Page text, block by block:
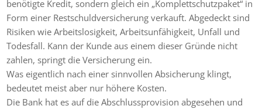
benötigte Kredit, sondern gleich ein „Komplettschutzpaket“ in
Form einer Restschuldversicherung verkauft. Abgedeckt sind
Risiken wie Arbeitslosigkeit, Arbeitsunfähigkeit, Unfall und
Todesfall. Kann der Kunde aus einem dieser Gründe nicht
zahlen, springt die Versicherung ein.
Was eigentlich nach einer sinnvollen Absicherung klingt,
bedeutet meist aber nur höhere Kosten.
Die Bank hat es auf die Abschlussprovision abgesehen und